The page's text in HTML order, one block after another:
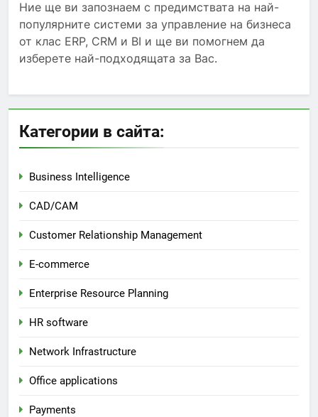
Ние ще ви запознаем с предимствата на най-
популярните системи за управление на бизнеса
от клас ERP, CRM и BI и ще ви помогнем да
изберете най-подходящата за Вас.
Категории в сайта:
Business Intelligence
CAD/CAM
Customer Relationship Management
E-commerce
Enterprise Resource Planning
HR software
Network Infrastructure
Office applications
Payments